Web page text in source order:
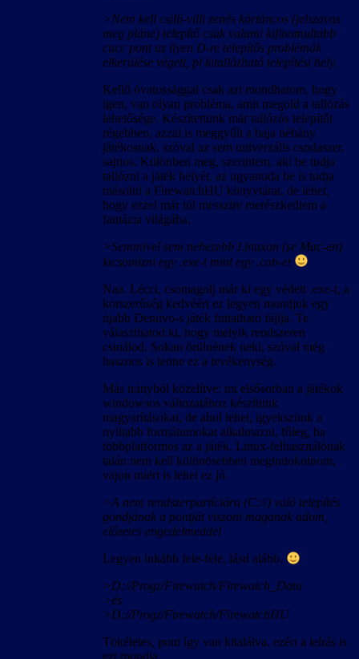
>Nem kell csilli-villi zenés körtáncos (jelszavas
meg pláne) telepítő csak valami kifinomultabb
cucc pont az ilyen D-re telepítős problémák
elkerülése végett, pl kitallózható telepítési hely.
Kellő óvatossággal csak azt mondhatom, hogy
igen, van olyan probléma, amit megold a tallózás
lehetősége. Készítettünk már tallózós telepítőt
régebben, azzal is meggyűlt a baja néhány
játékosnak, szóval az sem univerzális csodaszer,
sajnos. Különben meg, szerintem, aki be tudja
tallózni a játék helyét, az ugyanoda be is tudja
másolni a FirewatchHU könyvtárat, de lehet,
hogy ezzel már túl messzire merészkedtem a
fantázia világába.
>Semmivel sem nehezebb Linuxon (se Mac-en)
kicsomizni egy .exe-t mint egy .cab-et
Naa. Lécci, csomagolj már ki egy védett .exe-t, a
korszerűség kedvéért ez legyen mondjuk egy
újabb Denuvo-s játék futtatható fájlja. Te
választhatod ki, hogy melyik rendszeren
csinálod. Sokan örülnének neki, szóval még
hasznos is lenne ez a tevékenység.
Más irányból közelítve: mi elsősorban a játékok
windowsos változatához készítünk
magyarításokat, de ahol lehet, igyekszünk a
nyíltabb formátumokat alkalmazni, főleg, ha
többplatformos az a játék. Linux-felhasználónak
talán nem kell különösebben megindokolnom,
vajon miért is lehet ez jó.
>A nem rendszerpartícióra (C://) való telepítés
gondjának a pontját viszont maganak adom,
előzetes engedelmeddel
Legyen inkább fele-fele, lásd alább.
>D://Progz/Firewatch/Firewatch_Data
>és
>D://Progz/Firewatch/FirewatchHU
Tökéletes, pont így van kitalálva, ezért a leírás is
ezt mondja.